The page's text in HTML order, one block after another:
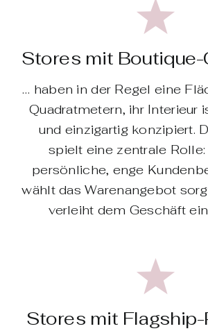
Stores mit
… haben in der Regel eine
Quadratmetern, ihr Interieur
und ­einzigartig konzipiert.
spielt eine zentrale
persönliche, enge
wählt das Warenangebot
verleiht dem Geschäft
Stores mit Flagship-